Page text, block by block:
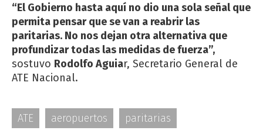
“El Gobierno hasta aquí no dio una sola señal que
permita pensar que se van a reabrir las
paritarias. No nos dejan otra alternativa que
profundizar todas las medidas de fuerza”,
sostuvo Rodolfo Aguiar, Secretario General de
ATE Nacional.
ATE aeropuertos paritarias